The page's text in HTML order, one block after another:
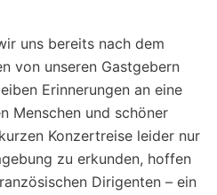
uns bereits nach dem
von unseren Gastgebern
Erinnerungen an eine
Menschen und schöner
Konzertreise leider nur
zu erkunden, hoffen
Dirigenten – ein